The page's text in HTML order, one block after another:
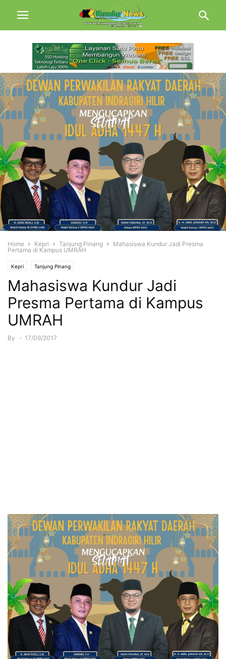
Home Kepri Tanjung Pinang
Mahasiswa Kundur Jadi Presma
Pertama di Kampus UMRAH
Kepri Tanjung Pinang
Mahasiswa Kundur Jadi
Presma Pertama di Kampus
UMRAH
By - 17/09/2017